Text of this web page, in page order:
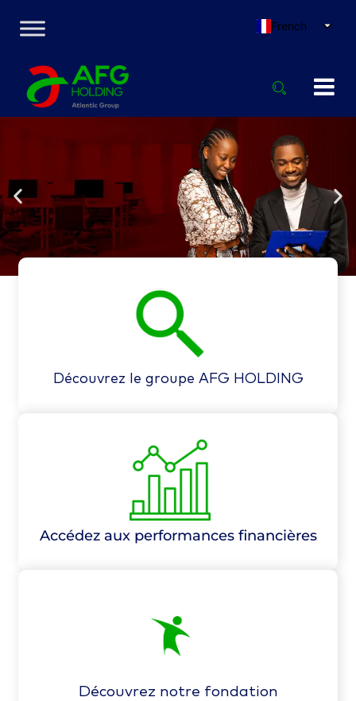
French
Devenir le partenaire financier de
référence dans les secteurs de la banque
et de l'Assurance pour les économies
Découvrez le groupe AFG HOLDING
Accédez aux performances financières
Découvrez notre fondation